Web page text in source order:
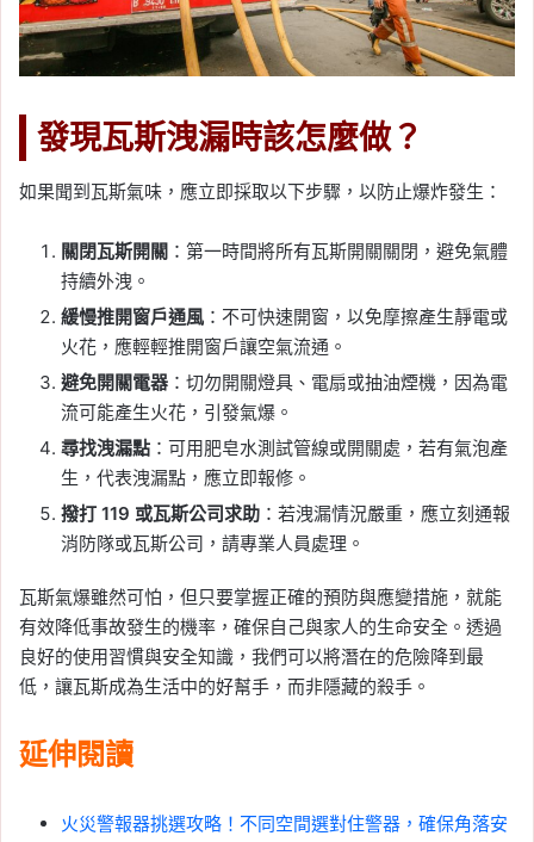
發現瓦斯洩漏時該怎麼做？
如果聞到瓦斯氣味，應立即採取以下步驟，以防止爆炸發生：
關閉瓦斯開關 ：第一時間將所有瓦斯開關關閉，避免氣體
持續外洩。
緩慢推開窗戶通風 ：不可快速開窗，以免摩擦產生靜電或
火花，應輕輕推開窗戶讓空氣流通。
避免開關電器 ：切勿開關燈具、電扇或抽油煙機，因為電
流可能產生火花，引發氣爆。
尋找洩漏點 ：可用肥皂水測試管線或開關處，若有氣泡產
生，代表洩漏點，應立即報修。
撥打 119 或瓦斯公司求助 ：若洩漏情況嚴重，應立刻通報
消防隊或瓦斯公司，請專業人員處理。
瓦斯氣爆雖然可怕，但只要掌握正確的預防與應變措施，就能
有效降低事故發生的機率，確保自己與家人的生命安全。透過
良好的使用習慣與安全知識，我們可以將潛在的危險降到最
低，讓瓦斯成為生活中的好幫手，而非隱藏的殺手。
延伸閱讀
火災警報器挑選攻略！不同空間選對住警器，確保角落安